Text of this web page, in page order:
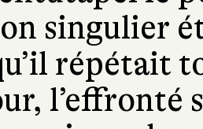
singulier
répétait
l’effronté